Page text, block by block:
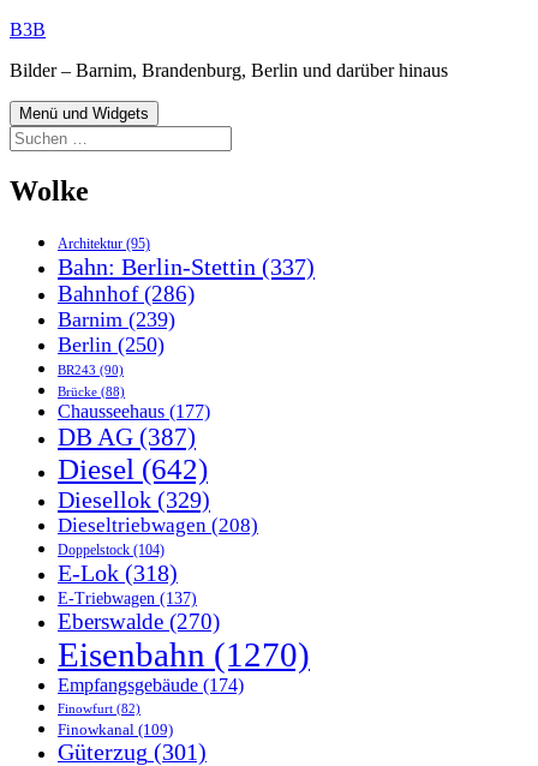
Zum
springen
B3B
Bilder – Barnim, Brandenburg, Berlin und darüber hinaus
Menü und Widgets
Suchen
nach:
Wolke
Architektur (95)
Bahn: Berlin-Stettin (337)
Bahnhof(286)
Barnim (239)
Berlin (250)
BR243 (90)
Brücke (88)
Chausseehaus (177)
DB AG (387)
Diesel (642)
Diesellok (329)
Dieseltriebwagen (208)
Doppelstock (104)
E-Lok (318)
E-Triebwagen (137)
Eberswalde (270)
Eisenbahn (1270)
Empfangsgebäude (174)
Finowfurt (82)
Finowkanal (109)
Güterzug (301)